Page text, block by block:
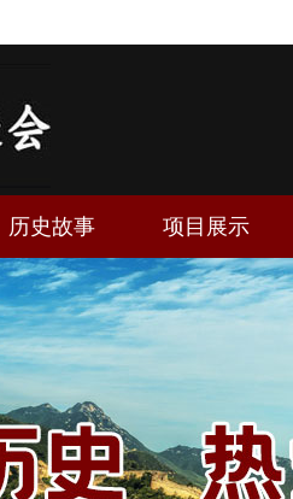
历史故事 项目展示